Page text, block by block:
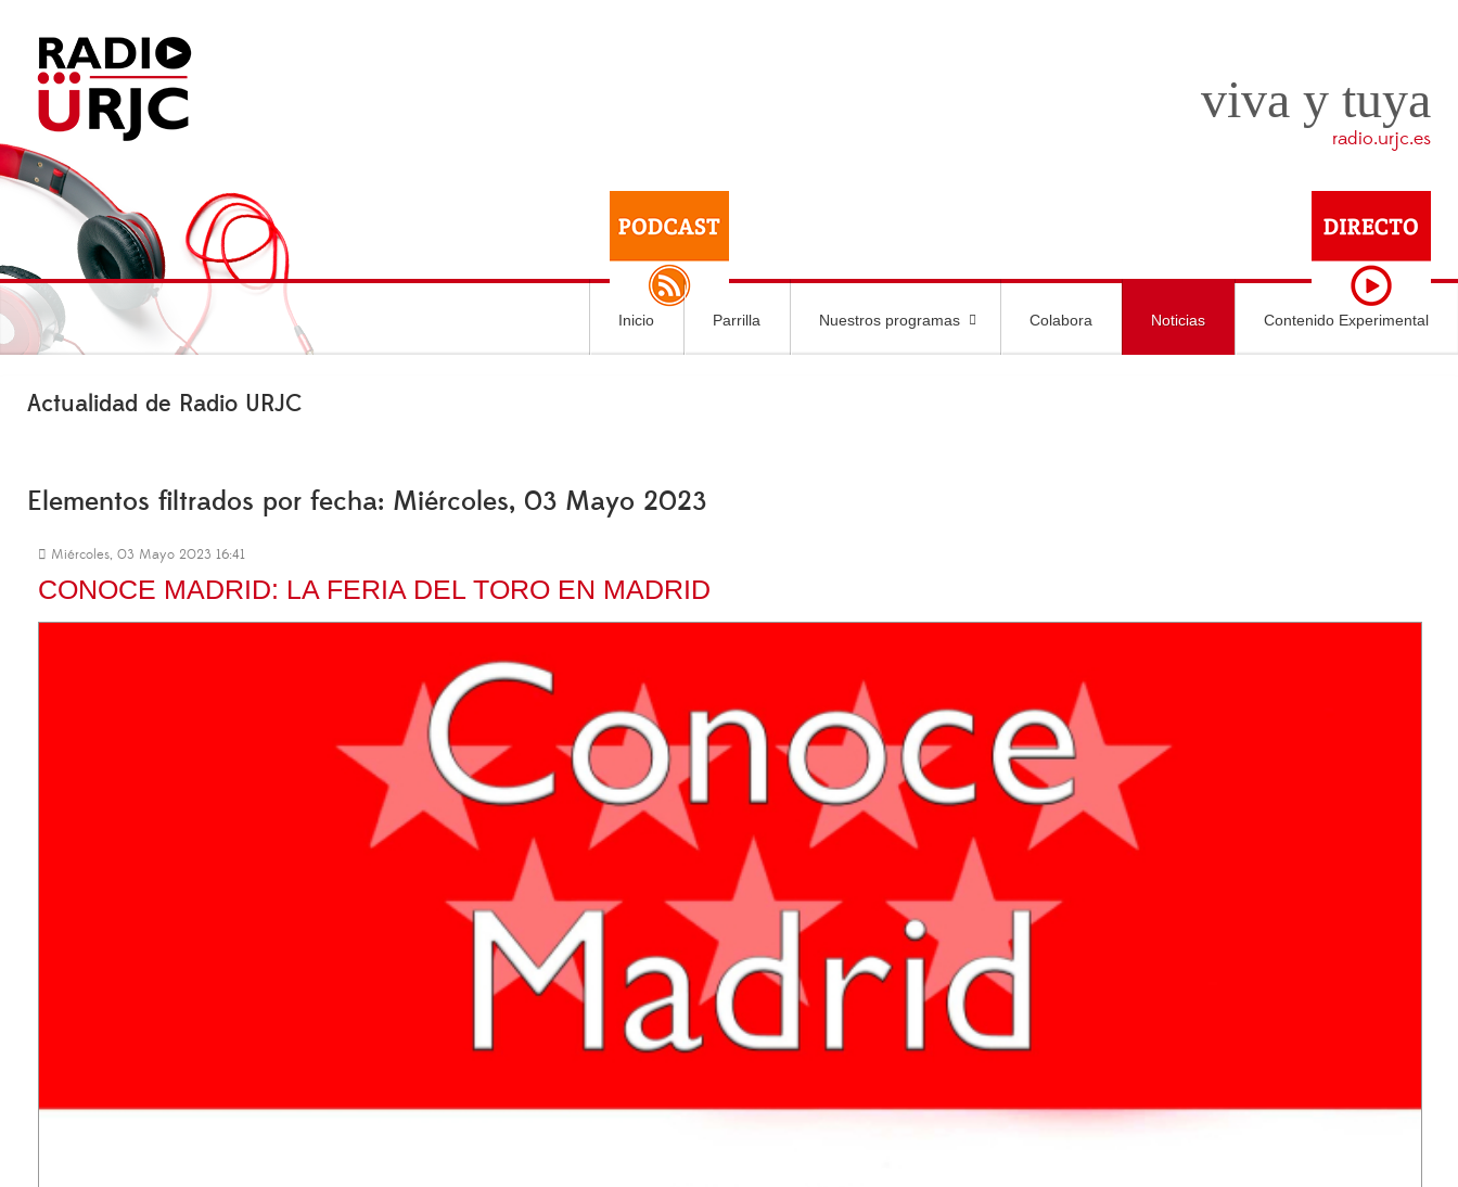
viva y tuya
radio.urjc.es
Inicio Parrilla Nuestros programas Colabora Noticias Contenido Experimental
Actualidad de Radio URJC
Elementos filtrados por fecha: Miércoles, 03 Mayo 2023
Miércoles, 03 Mayo 2023 16:41
CONOCE MADRID: LA FERIA DEL TORO EN MADRID